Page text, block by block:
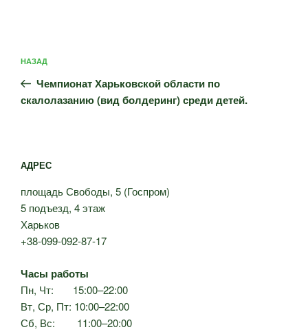
по
записям
Предыдущая
запись:
НАЗАД
Чемпионат Харьковской области по
скалолазанию (вид болдеринг) среди детей.
АДРЕС
площадь Свободы, 5 (Госпром)
5 подъезд, 4 этаж
Харьков
+38-099-092-87-17
Часы работы
Пн, Чт: 15:00–22:00
Вт, Ср, Пт: 10:00–22:00
Сб, Вс: 11:00–20:00